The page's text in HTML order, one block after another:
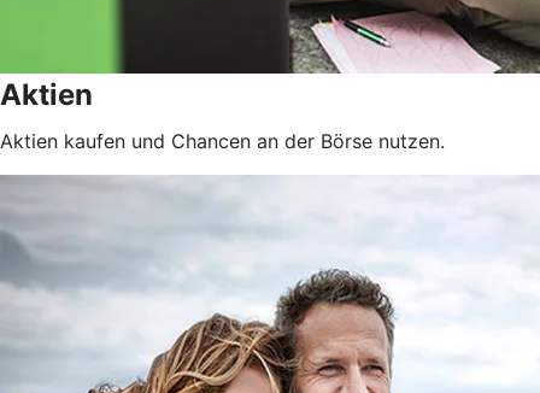
Aktien
Aktien kaufen und Chancen an der Börse nutzen.